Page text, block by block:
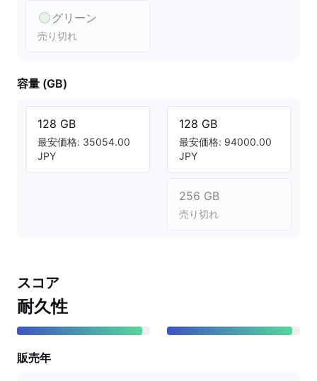
グリーン
売り切れ
容量 (GB)
128 GB
最安価格: 35054.00
JPY
128 GB
最安価格: 94000.00
JPY
256 GB
売り切れ
スコア
耐久性
販売年